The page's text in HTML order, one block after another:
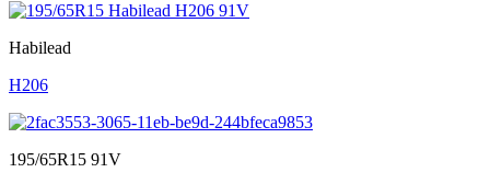
Habilead
H206
195/65R15 91V